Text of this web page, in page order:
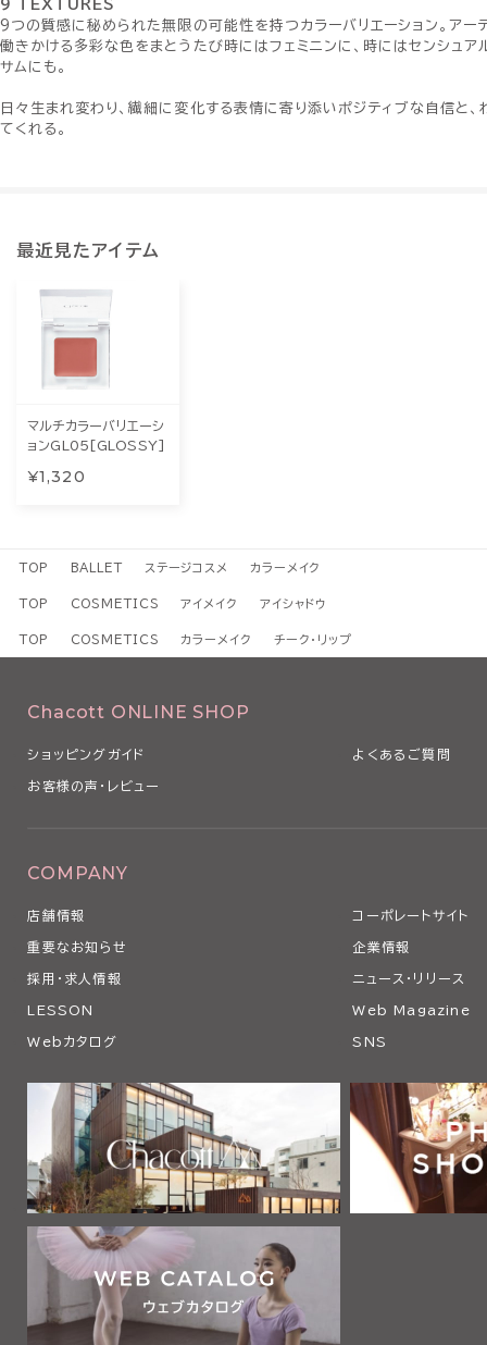
9 TEXTURES
9つの質感に秘められた無限の可能性を持つカラーバリエーション。アー
働きかける多彩な色をまとうたび時にはフェミニンに、時にはセンシュア
サムにも。
日々生まれ変わり、繊細に変化する表情に寄り添いポジティブな自信と、
てくれる。
最近見たアイテム
マルチカラーバリエーシ
ョンGL05[GLOSSY]
¥1,320
TOP BALLET ステージコスメ カラーメイク
TOP COSMETICS アイメイク アイシャドウ
TOP COSMETICS カラーメイク チーク・リップ
Chacott ONLINE SHOP
ショッピングガイド よくあるご質問
お客様の声・レビュー
COMPANY
店舗情報 コーポレートサイト
重要なお知らせ 企業情報
採用・求人情報 ニュース・リリース
LESSON Web Magazine
Webカタログ SNS